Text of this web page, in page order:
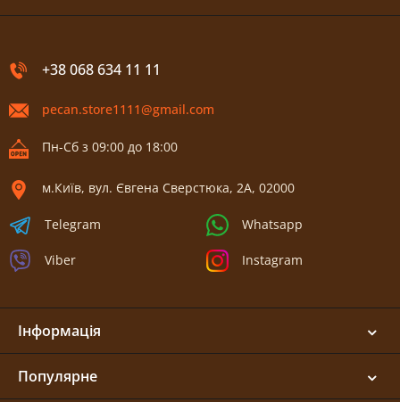
+38 068 634 11 11
pecan.store1111@gmail.com
Пн-Сб з 09:00 до 18:00
м.Київ, вул. Євгена Сверстюка, 2А, 02000
Telegram
Viber
Whatsapp
Instagram
Інформація
Популярне